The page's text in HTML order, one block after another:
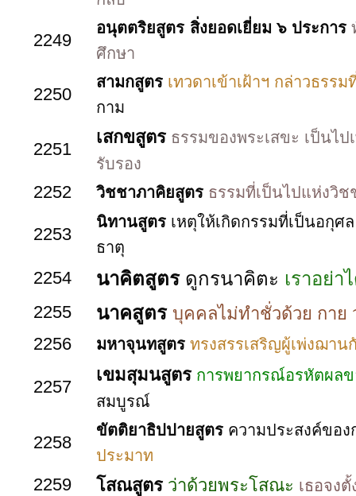
2249
อนุตตริยสูตร สิ่งยอดเยี่ยม ๖ ประการ
ศึกษา
2250
สามกสูตร เทวดาเข้าเฝ้าฯ กล่าวธรร
กาม
2251
เสกขสูตร ธรรมของพระเสขะ เป็นไ
รับรอง
2252 วิชชาภาคิยสูตร ธรรมที่เป็นไปแห่งวิช
2253
นิทานสูตร เหตุให้เกิดกรรมที่เป็นอกุศ
ธาตุ
2254 นาคิตสูตรดูกรนาคิตะ เราอย่
2255 นาคสูตร บุคคลไม่ทำชั่วด้วย กาย
2256
มหาจุนทสูตร ทรงสรรเสริญผู้เพ่งฌาน
2257
เขมสุมนสูตร การพยากรณ์อรหัตผล
สมบูรณ์
2258
ขัตติยาธิปปายสูตร ความประสงค์ขอ
ประมาท
2259 โสณสูตร ว่าด้วยพระโสณะ เธอจง